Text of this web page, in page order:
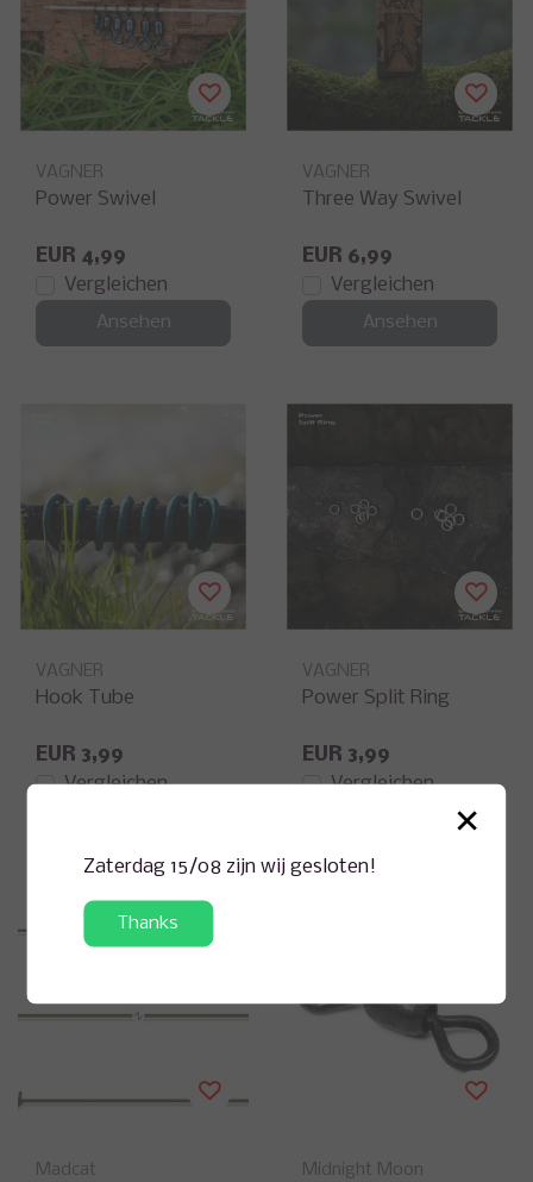
VAGNER
Power Swivel
EUR 4,99
Vergleichen
Ansehen
VAGNER
Three Way Swivel
EUR 6,99
Vergleichen
Ansehen
VAGNER
Hook Tube
EUR 3,99
Vergleichen
VAGNER
Power Split Ring
EUR 3,99
Vergleichen
Madcat Midnight Moon
×
Zaterdag 15/08 zijn wij gesloten!
Thanks